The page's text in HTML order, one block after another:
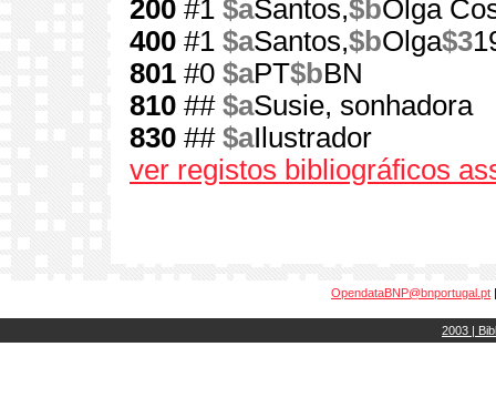
200 #1 $aSantos,$bOlga
400 #1 $aSantos,$bOlga$3
801 #0 $aPT$bBN
810 ## $aSusie, sonhadora
830 ## $aIlustrador
ver registos bibliográficos
OpendataBNP@bnportugal.pt
2003 |